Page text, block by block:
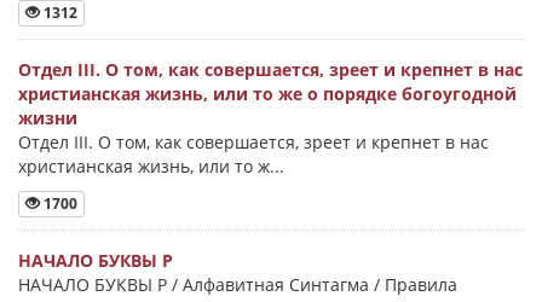
1312
Отдел III. О том, как совершается, зреет и крепнет в нас
христианская жизнь, или то же о порядке богоугодной
жизни
Отдел III. О том, как совершается, зреет и крепнет в нас
христианская жизнь, или то ж...
1700
НАЧАЛО БУКВЫ Ρ
НАЧАЛО БУКВЫ Ρ / Алфавитная Синтагма / Правила